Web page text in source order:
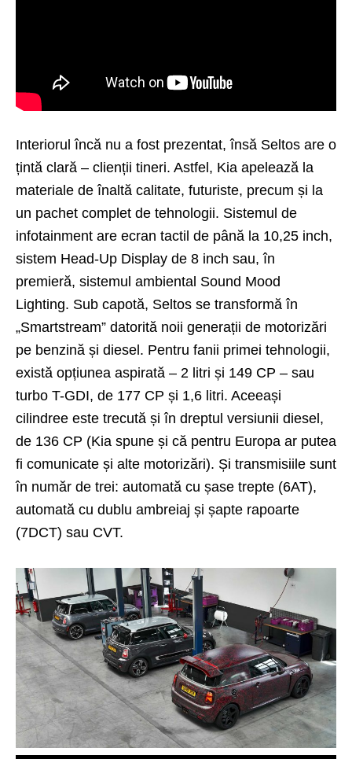
Interiorul încă nu a fost prezentat, însă Seltos are o
țintă clară – clienții tineri. Astfel, Kia apelează la
materiale de înaltă calitate, futuriste, precum și la
un pachet complet de tehnologii. Sistemul de
infotainment are ecran tactil de până la 10,25 inch,
sistem Head-Up Display de 8 inch sau, în
premieră, sistemul ambiental Sound Mood
Lighting. Sub capotă, Seltos se transformă în
„Smartstream” datorită noii generații de motorizări
pe benzină și diesel. Pentru fanii primei tehnologii,
există opțiunea aspirată – 2 litri și 149 CP – sau
turbo T-GDI, de 177 CP și 1,6 litri. Aceeași
cilindree este trecută și în dreptul versiunii diesel,
de 136 CP (Kia spune și că pentru Europa ar putea
fi comunicate și alte motorizări). Și transmisiile sunt
în număr de trei: automată cu șase trepte (6AT),
automată cu dublu ambreiaj și șapte rapoarte
(7DCT) sau CVT.